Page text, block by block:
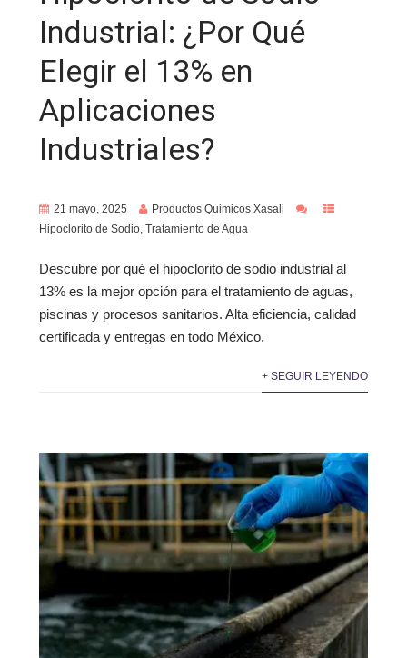
Industrial: ¿Por Qué
Elegir el 13% en
Aplicaciones
Industriales?
21 mayo, 2025
Productos Quimicos Xasali
Hipoclorito de Sodio, Tratamiento de Agua
Descubre por qué el hipoclorito de sodio industrial al
13% es la mejor opción para el tratamiento de aguas,
piscinas y procesos sanitarios. Alta eficiencia, calidad
certificada y entregas en todo México.
+ SEGUIR LEYENDO